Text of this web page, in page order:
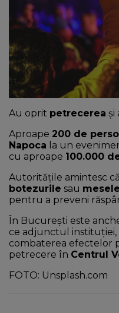
NEWS
CONTUL MEU
Au oprit petrecerea și
Aproape 200 de
Napoca la un
cu aproape 100.000
Autoritățile amintesc
botezurile sau
pentru a preveni
În București este
ce adjunctul instituției,
combaterea efectelor
petrecere în Centrul
FOTO: Unsplash.com